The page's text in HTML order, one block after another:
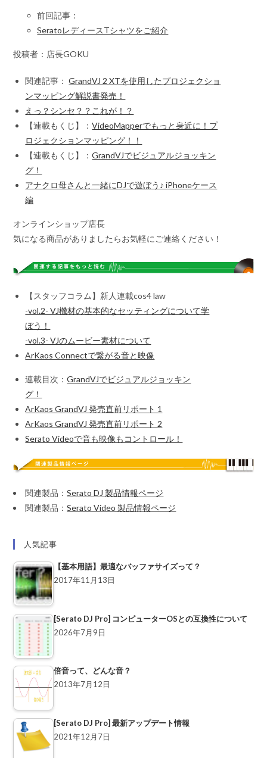
前回記事：
SeratoレディースTシャツをご紹介
投稿者：店長GOKU
関連記事：GrandVJ 2 XTを使用したプロジェクショ
ンマッピング解説書発売！
えっ？シンセ？？これが！？
【連載もくじ】：VideoMapperでもっと身近に！プ
ロジェクションマッピング！！
【連載もくじ】：GrandVJでビジュアルジョッキン
グ！
アナクロ母さんと一緒にDJで遊ぼう♪ iPhoneケース
編
オンラインショップ店長
気になる商品がありましたらお気軽にご連絡ください！
【スタッフコラム】新人連載cos4 law
-vol.2- VJ機材の基本的なセッティングについて学
ぼう！
-vol.3- VJのムービー素材について
ArKaos Connectで繋がる音と映像
連載目次：GrandVJでビジュアルジョッキン
グ！
ArKaos GrandVJ 発売直前リポート 1
ArKaos GrandVJ 発売直前リポート 2
Serato Videoで音も映像もコントロール！
関連製品：Serato DJ 製品情報ページ
関連製品：Serato Video 製品情報ページ
人気記事
【基本用語】最適なバッファサイズって？
2017年11月13日
[Serato DJ Pro] コンピューターOSとの互換性について
2026年7月9日
倍音って、どんな音？
2013年7月12日
[Serato DJ Pro] 最新アップデート情報
2021年12月7日